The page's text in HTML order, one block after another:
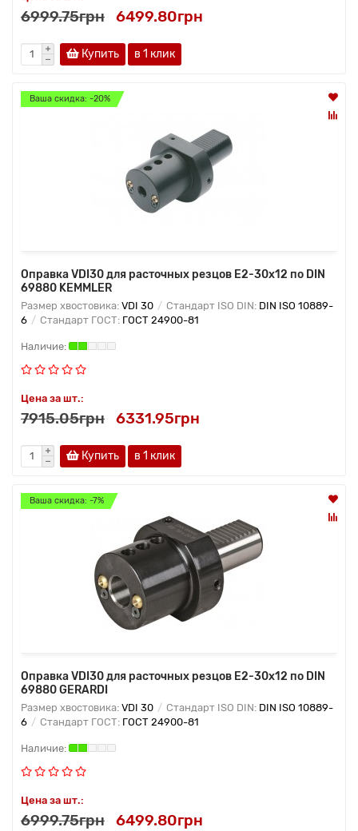
6999.75грн 6499.80грн
Купить в 1 клик
Ваша скидка: -20%
Оправка VDI30 для расточных резцов Е2-30х12 по DIN
69880 KEMMLER
Размер хвостовика: VDI 30 Стандарт ISO DIN: DIN ISO 10889-
6
Стандарт ГОСТ: ГОСТ 24900-81
Цена за шт.:
7915.05грн 6331.95грн
Купить в 1 клик
Ваша скидка: -7%
Оправка VDI30 для расточных резцов Е2-30х12 по DIN
69880 GERARDI
Размер хвостовика: VDI 30 Стандарт ISO DIN: DIN ISO 10889-
6
Стандарт ГОСТ: ГОСТ 24900-81
Цена за шт.:
6999.75грн 6499.80грн